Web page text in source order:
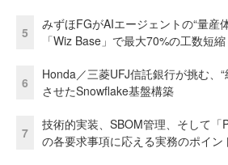
5
みずほFGがAIエージェントの“量
「Wiz Base」で最大70%の工数短縮
6
Honda／三菱UFJ信託銀行が挑む、“
させたSnowflake基盤構築
7
技術的実装、SBOM管理、そして
の各要求事項に応える実務のポイン